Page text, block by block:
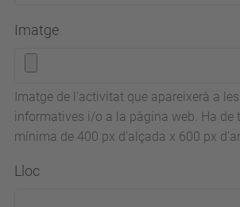
Imatge
Imatge de l'activitat que apareixerà a
informatives i/o a la pàgina web. Ha de
mínima de 400 px d'alçada x 600 px
Lloc